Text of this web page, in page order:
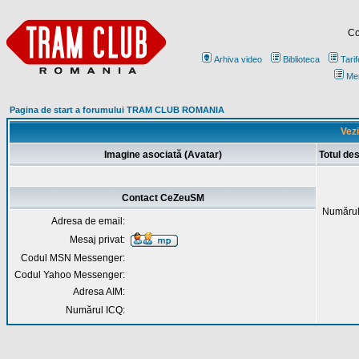
Arhiva video Biblioteca
Pagina de start a forumului TRAM CLUB ROMANIA
Imagine asociată (Avatar) Totul
Contact CeZeuSM
Adresa de email:
Mesaj privat:
Codul MSN Messenger:
Codul Yahoo Messenger:
Adresa AIM:
Numărul ICQ: